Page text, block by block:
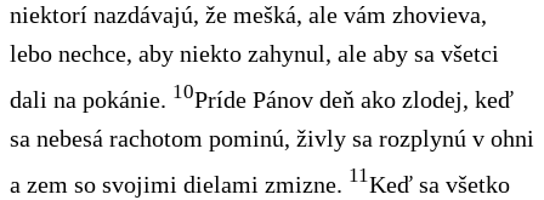
niektorí nazdávajú, že mešká, ale vám zhovieva,
lebo nechce, aby niekto zahynul, ale aby sa všetci
dali na pokánie. 10Príde Pánov deň ako zlodej, keď
sa nebesá rachotom pominú, živly sa rozplynú v ohni
a zem so svojimi dielami zmizne. 11Keď sa všetko